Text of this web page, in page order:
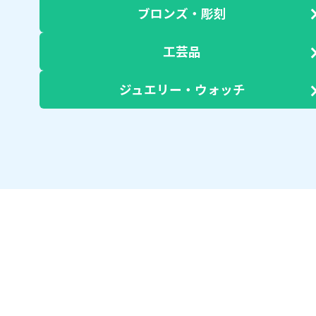
ブロンズ・彫刻
工芸品
ジュエリー・ウォッチ